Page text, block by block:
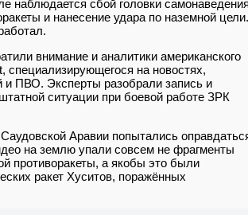
наблюдается сбой головки самонаведения
и нанесение удара по наземной цели.
внимание и аналитики американского
специализирующегося на новостях,
и ПВО. Эксперты разобрали запись и
ситуации при боевой работе ЗРК
Аравии попытались
на землю упали совсем не фрагменты
противоракеты, а якобы это были
ракет Хуситов, поражённых